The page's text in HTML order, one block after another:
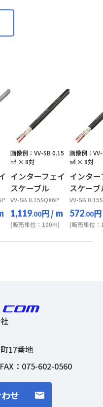
画像例：VV-SB 0.15
㎟ × 8対
インターフェイ
スケーブル
VV-SB 0.15SQX6P
1,119.00円/ m
(販売単位：100m)
画像例：
㎟ × 8対
インタ
スケーブ
VV-SB
572.00円
(販売単位
17番地
：075-602-0560
せ